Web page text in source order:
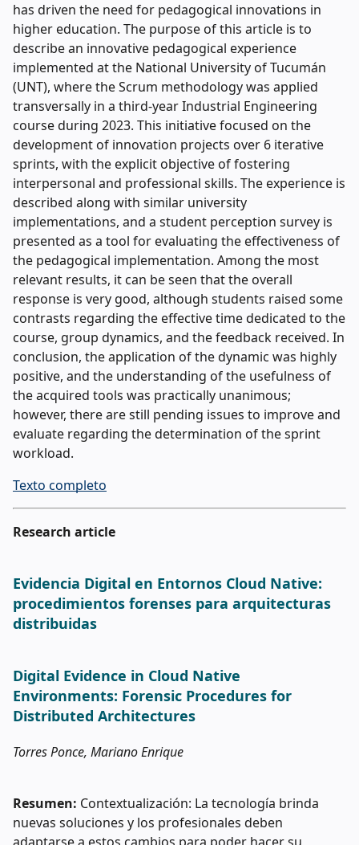
has driven the need for pedagogical innovations in
higher education. The purpose of this article is to
describe an innovative pedagogical experience
implemented at the National University of Tucumán
(UNT), where the Scrum methodology was applied
transversally in a third-year Industrial Engineering
course during 2023. This initiative focused on the
development of innovation projects over 6 iterative
sprints, with the explicit objective of fostering
interpersonal and professional skills. The experience is
described along with similar university
implementations, and a student perception survey is
presented as a tool for evaluating the effectiveness of
the pedagogical implementation. Among the most
relevant results, it can be seen that the overall
response is very good, although students raised some
contrasts regarding the effective time dedicated to the
course, group dynamics, and the feedback received. In
conclusion, the application of the dynamic was highly
positive, and the understanding of the usefulness of
the acquired tools was practically unanimous;
however, there are still pending issues to improve and
evaluate regarding the determination of the sprint
workload.
Texto completo
Research article
Evidencia Digital en Entornos Cloud Native:
procedimientos forenses para arquitecturas
distribuidas
Digital Evidence in Cloud Native
Environments: Forensic Procedures for
Distributed Architectures
Torres Ponce, Mariano Enrique
Resumen: Contextualización: La tecnología brinda
nuevas soluciones y los profesionales deben